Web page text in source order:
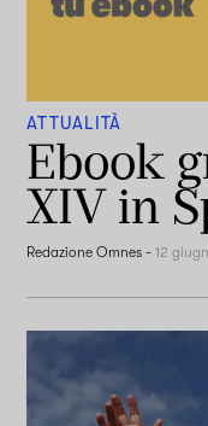
ATTUALITÀ
Ebook
XIV in
Redazione Omnes -12